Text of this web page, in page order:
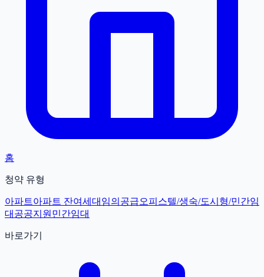
홈
청약 유형
아파트아파트 잔여세대 임의공급오피스텔/생숙/도시형/민간임
대 공공지원민간임대
바로가기